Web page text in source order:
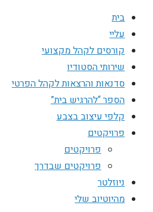
בית
עליי
קורסים לקהל מקצועי
שירותי הסטודיו
סדנאות והרצאות לקהל הפרטי
הספר “להרגיש בית”
קלפי עיצוב בצבע
פרויקטים
פרויקטים
פרויקטים שבדרך
ניוזלטר
מהיוטיוב שלי